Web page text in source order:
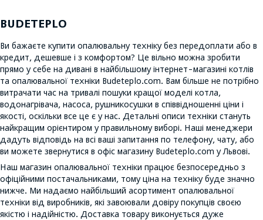
BUDETEPLO
Ви бажаєте купити опалювальну техніку без передоплати або в
кредит, дешевше і з комфортом? Це вільно можна зробити
прямо у себе на дивані в найбільшому інтернет-магазині котлів
та опалювальної техніки Budeteplo.com. Вам більше не потрібно
витрачати час на тривалі пошуки кращої моделі котла,
водонагрівача, насоса, рушникосушки в співвідношенні ціни і
якості, оскільки все це є у нас. Детальні описи техніки стануть
найкращим орієнтиром у правильному виборі. Наші менеджери
дадуть відповідь на всі ваші запитання по телефону, чату, або
ви можете звернутися в офіс магазину Budeteplo.com у Львові.
Наш магазин опалювальної техніки працює безпосередньо з
офіційними постачальниками, тому ціна на техніку буде значно
нижче. Ми надаємо найбільший асортимент опалювальної
техніки від виробників, які завоювали довіру покупців своєю
якістю і надійністю. Доставка товару виконується дуже